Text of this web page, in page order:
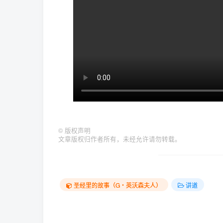
© 版权声明
文章版权归作者所有，未经允许请勿转载。
圣经里的故事（G‧英沃森夫人） 讲道